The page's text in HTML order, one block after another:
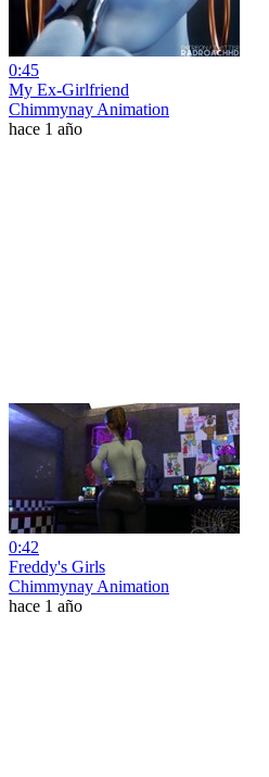
0:45
My Ex-Girlfriend
Chimmynay Animation
hace 1 año
0:42
Freddy's Girls
Chimmynay Animation
hace 1 año